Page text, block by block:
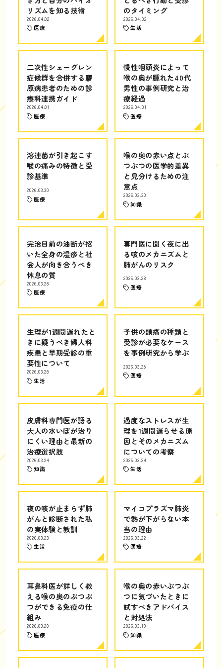
リズムを知る技術
2026.04.02
医療
のタイミング
2026.04.02
生活
二次性シェーグレン
症候群を合併する膠
原病患者のための診
療科連携ガイド
2026.04.01
医療
慢性咽頭炎によって
喉の奥が腫れた40代
男性の事例研究と治
療経過
2026.04.01
医療
溶連菌が引き起こす
喉の痛みの特徴と受
診基準
2026.03.30
医療
喉の奥の赤い点とぶ
つぶつの医学的差異
と見分けるための注
意点
2026.03.30
知識
完治目前の油断が招
いた全身の湿疹と社
会人が向き合うべき
休息の質
2026.03.28
医療
専門医に聞く夜に出
る咳のメカニズムと
肺がんのリスク
2026.03.28
医療
生理が1週間遅れたと
きに疑うべき婦人科
疾患と早期受診の重
要性について
2026.03.28
生活
子供の頭痛の種類と
受診が必要なケース
を事例研究から学ぶ
2026.03.25
医療
皮膚科専門医が語る
大人の水いぼが治り
にくい理由と最新の
治療選択肢
2026.03.24
知識
過度なストレスが生
理を1週間遅らせる原
因とそのメカニズム
についての考察
2026.03.24
生活
夜の咳が止まらず肺
がんと診断された私
の実体験と教訓
2026.03.23
生活
マイコプラズマ肺炎
で熱が下がらない本
当の理由
2026.03.22
医療
耳鼻科医が詳しく教
える喉の奥のぶつぶ
つができる免疫の仕
組み
2026.03.20
医療
喉の奥の赤いぶつぶ
つに気づいたときに
試すべきアドバイス
と対処法
2026.03.19
知識